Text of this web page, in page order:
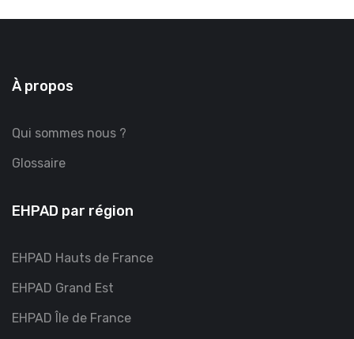
À propos
Qui sommes nous ?
Glossaire
EHPAD par région
EHPAD Hauts de France
EHPAD Grand Est
EHPAD Île de France